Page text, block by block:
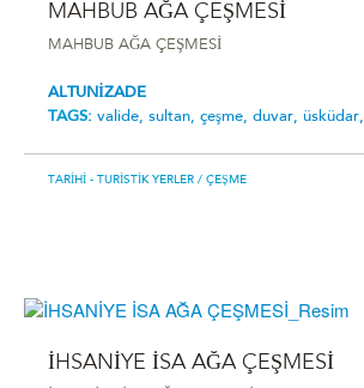
MAHBUB AĞA ÇEŞMESİ
MAHBUB AĞA ÇEŞMESİ
ALTUNİZADE
TAGS: valide, sultan, çeşme, duvar, üsküdar,
TARIHI - TURISTIK YERLER / ÇEŞME
İHSANİYE İSA AĞA ÇEŞMESİ